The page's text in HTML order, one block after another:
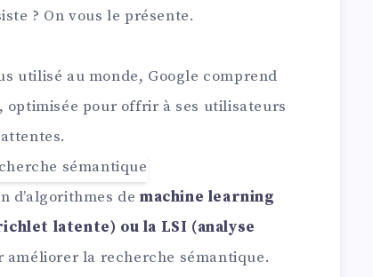
? On vous le présente.
utilisé au monde, Google comprend
pour offrir à ses utilisateurs
d’algorithmes de machine learning
latente) ou la LSI (analyse
améliorer la recherche sémantique.